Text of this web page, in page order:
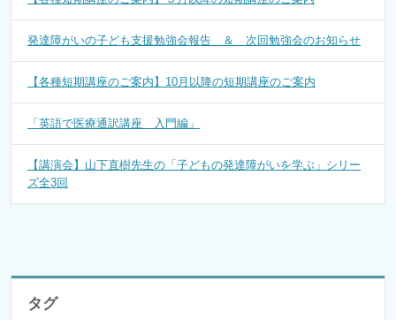
発達障がいの子ども支援勉強会報告 ＆ 次回勉強会のお知らせ
【各種短期講座のご案内】10月以降の短期講座のご案内
「英語で医療通訳講座 入門編」
【講演会】山下直樹先生の「子どもの発達障がいを学ぶ」シリー
ズ全3回
タグ